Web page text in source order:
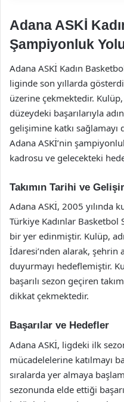
Adana ASKİ
Şampiyonluk
Adana ASKİ Kadın
liginde son yıllarda
üzerine çekmektedir.
düzeydeki başarılarıyla
gelişimine katkı
Adana ASKİ’nin
kadrosu ve gelecekteki
Takımın Tarihi ve
Adana ASKİ, 2005 yılında
Türkiye Kadınlar Basketbol
bir yer edinmiştir. Kulüp,
İdaresi’nden alarak, şehrin
duyurmayı hedeflemiştir.
başarılı sezon geçiren
dikkat çekmektedir.
Başarılar ve Hedefler
Adana ASKİ, ligdeki ilk
mücadelelerine katılmayı
sıralarda yer almaya
sezonunda elde ettiği